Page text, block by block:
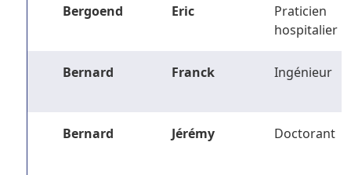
Bergoend Eric
Praticien
hospitalier
Bernard Franck Ingénieur
Bernard Jérémy Doctorant